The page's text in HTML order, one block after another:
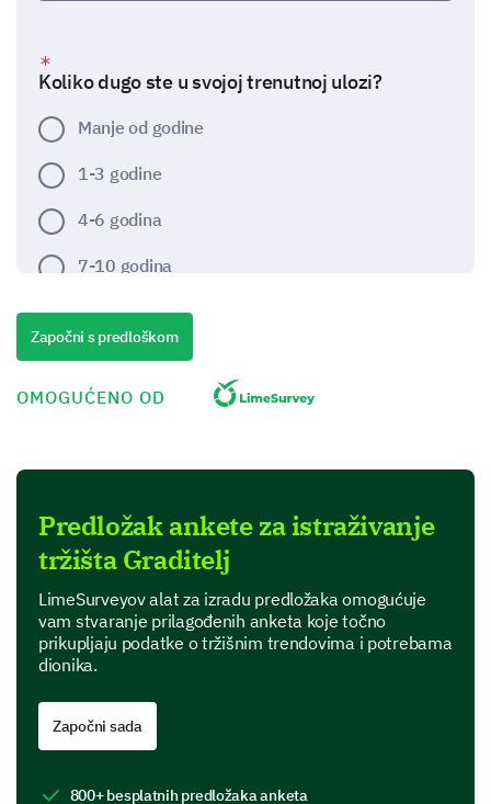
Koliko dugo ste u svojoj trenutnoj ulozi?
Manje od godine
1-3 godine
4-6 godina
7-10 godina
Više od 10 godina
U kojoj industriji je vaša organizacija
Tehnologija
Zdravstvo
Financije
Maloprodaja
Obrazovanje
Drugo (molimo navedite)
Upišite dodatni komentar ako smatrate potrebnim:
Započni s predloškom
OMOGUĆENO OD
Predložak ankete za istraživanje
tržišta Graditelj
LimeSurveyov alat za izradu predložaka omogućuje
vam stvaranje prilagođenih anketa koje točno
prikupljaju podatke o tržišnim trendovima i potrebama
dionika.
Započni sada
800+ besplatnih predložaka anketa